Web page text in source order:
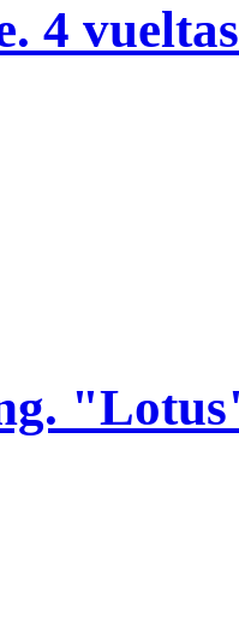
4 vueltas